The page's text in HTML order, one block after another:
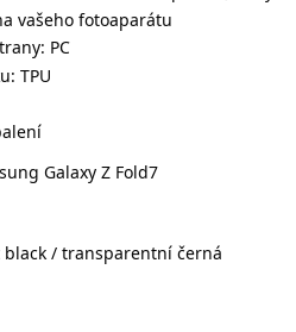
vašeho fotoaparátu
PC
TPU
Galaxy Z Fold7
/ transparentní černá